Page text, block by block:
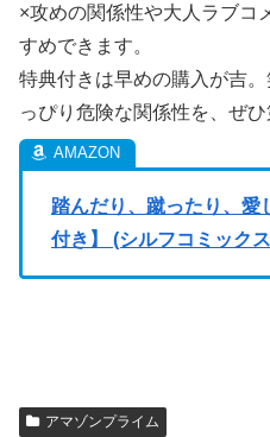
×攻めの関係性や大人ラブコ
すめできます。
特典付きは早めの購入が吉
っぴり危険な関係性を、ぜ
踏んだり、蹴ったり、愛
付き】 (シルフコミック
アマゾンプライム